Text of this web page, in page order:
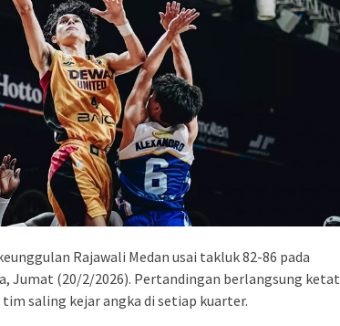
Rajawali Medan usai takluk 82-86 pada
Jumat (20/2/2026). Pertandingan berlangsung ketat
saling kejar angka di setiap kuarter.